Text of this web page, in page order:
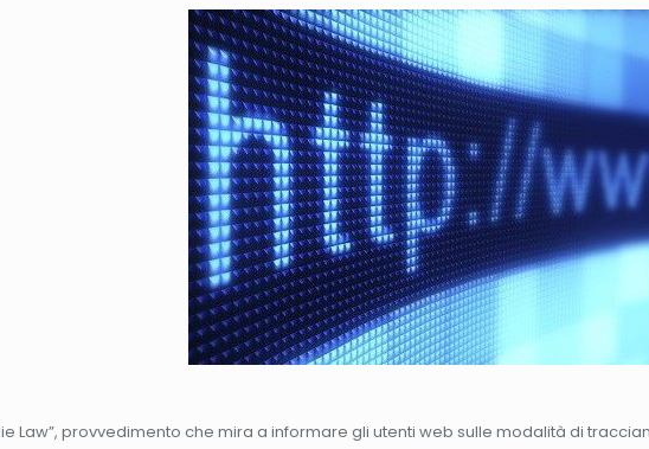
Law”, provvedimento che mira a informare gli utenti web sulle modalità di